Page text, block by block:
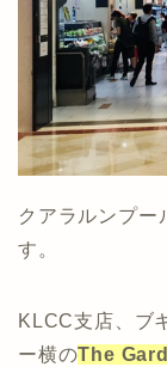
クアラルンプー
す。
KLCC支店、ブ
ー横のThe